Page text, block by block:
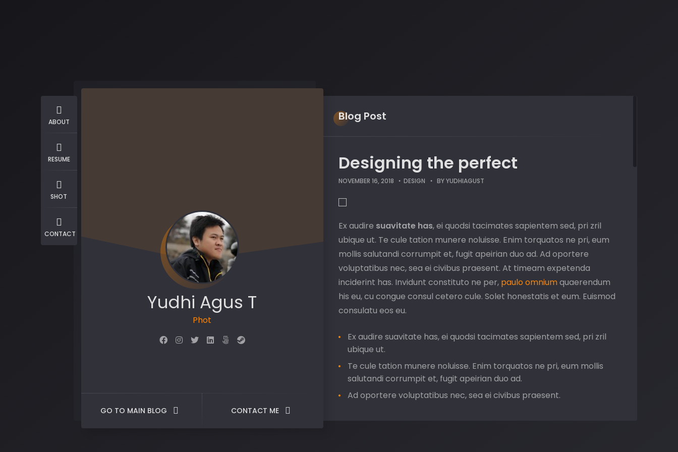
ABOUT
RESUME
SHOT
CONTACT
Yudhi Agus T
Photograp
GO TO MAIN BLOG CONTACT ME
Blog Post
Designing the perfect
NOVEMBER 16, 2018 DESIGN BYYUDHIAGUST
Ex audire suavitate has, ei quodsi tacimates sapientem sed, pri zril
ubique ut. Te cule tation munere noluisse. Enim torquatos ne pri, eum
mollis salutandi corrumpit et, fugit apeirian duo ad. Ad oportere
voluptatibus nec, sea ei civibus praesent. At timeam expetenda
inciderint has. Invidunt constituto ne per, paulo omniumquaerendum
his eu, cu congue consul cetero cule. Solet honestatis et eum. Euismod
consulatu eos eu.
Ex audire suavitate has, ei quodsi tacimates sapientem sed, pri zril
ubique ut.
Te cule tation munere noluisse. Enim torquatos ne pri, eum mollis
salutandi corrumpit et, fugit apeirian duo ad.
Ad oportere voluptatibus nec, sea ei civibus praesent.